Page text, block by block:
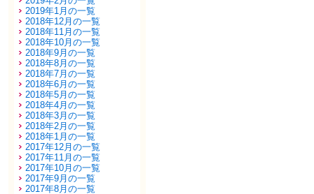
2019年1月の一覧
2018年12月の一覧
2018年11月の一覧
2018年10月の一覧
2018年9月の一覧
2018年8月の一覧
2018年7月の一覧
2018年6月の一覧
2018年5月の一覧
2018年4月の一覧
2018年3月の一覧
2018年2月の一覧
2018年1月の一覧
2017年12月の一覧
2017年11月の一覧
2017年10月の一覧
2017年9月の一覧
2017年8月の一覧